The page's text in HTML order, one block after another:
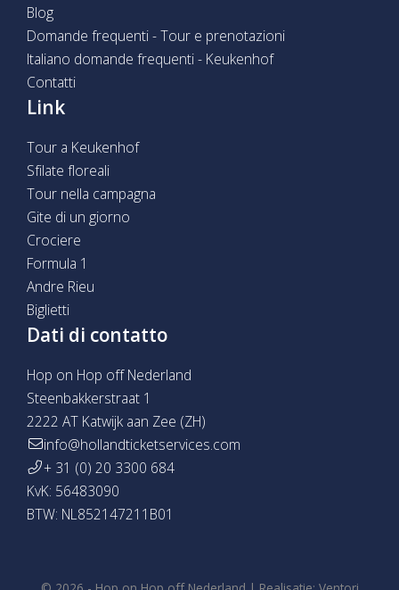
Blog
Domande frequenti - Tour e prenotazioni
Italiano domande frequenti - Keukenhof
Contatti
Link
Tour a Keukenhof
Sfilate floreali
Tour nella campagna
Gite di un giorno
Crociere
Formula 1
Andre Rieu
Biglietti
Dati di contatto
Hop on Hop off Nederland
Steenbakkerstraat 1
2222 AT Katwijk aan Zee (ZH)
info@hollandticketservices.com
+ 31 (0) 20 3300 684
KvK: 56483090
BTW: NL852147211B01